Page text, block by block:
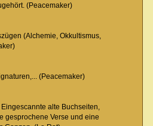
(Peacemaker)
(Alchemie, Okkultismus,
(Peacemaker)
Eingescannte alte Buchseiten,
gesprochene Verse und eine